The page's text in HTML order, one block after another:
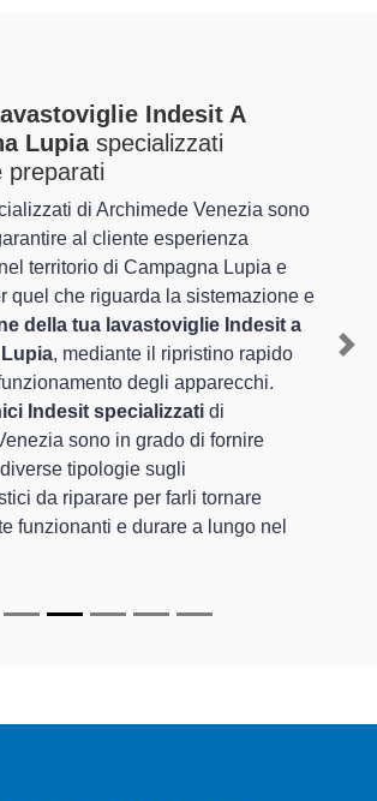
Indesit A
Lupiaspecializzati
preparati
di Archimede Venezia sono
al cliente esperienza
territorio di Campagna Lupia e
quel che riguarda la sistemazione e
della tua lavastoviglie Indesit a
, mediante il ripristino rapido
degli apparecchi.
Indesit specializzati di
sono in grado di fornire
tipologie sugli
da riparare per farli tornare
funzionanti e durare a lungo nel